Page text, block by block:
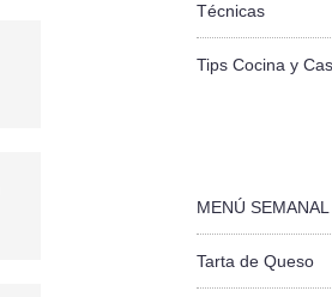
Técnicas
Tips Cocina y
MENÚ SEMANAL
Tarta de Queso